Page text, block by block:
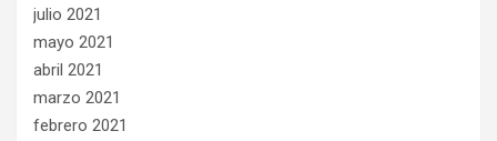
julio 2021
mayo 2021
abril 2021
marzo 2021
febrero 2021